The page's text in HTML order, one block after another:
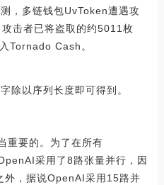
，多链钱包UvToken遭遇攻
击者已将盗取的约5011枚
Tornado Cash。
除以序列长度即可得到。
重要的。为了在所有
采用了8路张量并行，因
外，据说OpenAI采用15路并